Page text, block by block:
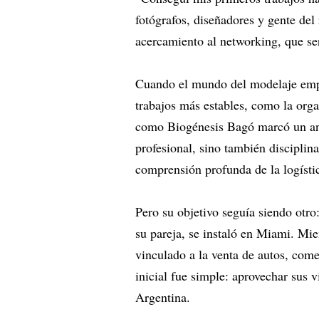
fotógrafos, diseñadores y gente
acercamiento al networking, que
Cuando el mundo del modelaje
trabajos más estables, como la
como Biogénesis Bagó marcó un
profesional, sino también
comprensión profunda de la
Pero su objetivo seguía siendo
su pareja, se instaló en Miami.
vinculado a la venta de autos,
inicial fue simple: aprovechar sus
Argentina.